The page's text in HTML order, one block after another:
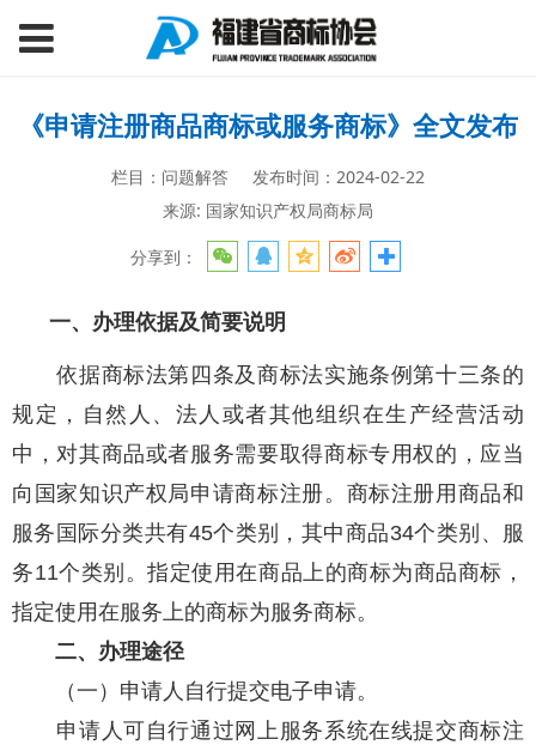
《申请注册商品商标或服务商标》全文发布
栏目：问题解答
发布时间：2024-02-22
来源: 国家知识产权局商标局
分享到：
一、办理依据及简要说明
依据商标法第四条及商标法实施条例第十三条的
规定，自然人、法人或者其他组织在生产经营活动
中，对其商品或者服务需要取得商标专用权的，应当
向国家知识产权局申请商标注册。商标注册用商品和
服务国际分类共有45个类别，其中商品34个类别、服
务11个类别。指定使用在商品上的商标为商品商标，
指定使用在服务上的商标为服务商标。
二、办理途径
（一）申请人自行提交电子申请。
申请人可自行通过网上服务系统在线提交商标注